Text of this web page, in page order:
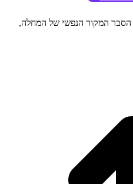
הסבר המקור הנפשי של המחלה,